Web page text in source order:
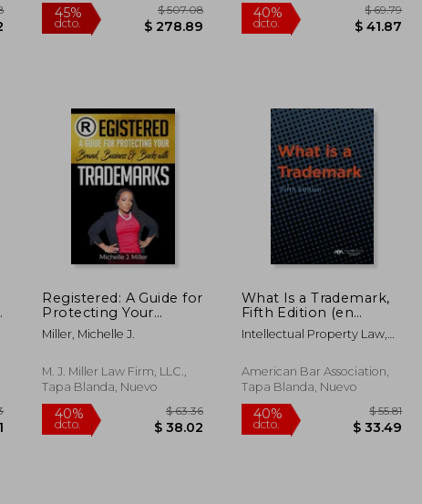
Registered: A Guide for
Protecting Your
Business, Brand &
Bucks (en Inglés)
Miller, Michelle J.
M. J. Miller Law Firm, LLC.,
Tapa Blanda, Nuevo
What Is a Trademark,
Fifth Edition (en
Inglés)
Intellectual Property Law,
American Bar Association,
Tapa Blanda, Nuevo